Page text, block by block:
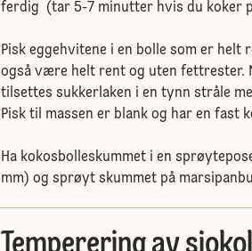
ferdig (tar 5-7 minutter hvis du koker
Pisk eggehvitene i en bolle som er helt
også være helt rent og uten fettrester.
tilsettes sukkerlaken i en tynn stråle
Pisk til massen er blank og har en fast
Ha kokosbolleskummet i en
mm) og sprøyt skummet på